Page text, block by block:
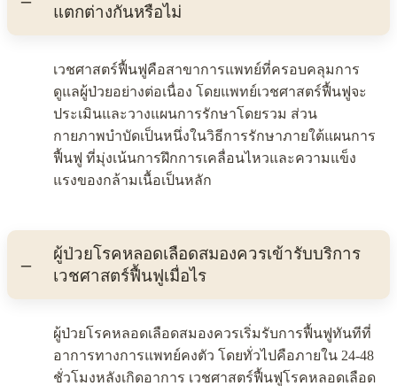
แตกต่างกันหรือไม่
เวชศาสตร์ฟื้นฟูคือสาขาการแพทย์ที่ครอบคลุมการ
ดูแลผู้ป่วยอย่างต่อเนื่อง โดยแพทย์เวชศาสตร์ฟื้นฟูจะ
ประเมินและวางแผนการรักษาโดยรวม ส่วน
กายภาพบำบัดเป็นหนึ่งในวิธีการรักษาภายใต้แผนการ
ฟื้นฟู ที่มุ่งเน้นการฝึกการเคลื่อนไหวและความแข็ง
แรงของกล้ามเนื้อเป็นหลัก
ผู้ป่วยโรคหลอดเลือดสมองควรเข้ารับบริการ
เวชศาสตร์ฟื้นฟูเมื่อไร
ผู้ป่วยโรคหลอดเลือดสมองควรเริ่มรับการฟื้นฟูทันทีที่
อาการทางการแพทย์คงตัว โดยทั่วไปคือภายใน 24-48
ชั่วโมงหลังเกิดอาการ เวชศาสตร์ฟื้นฟูโรคหลอดเลือด